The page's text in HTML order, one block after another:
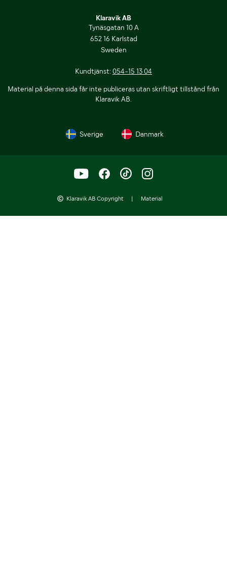
Klaravik AB
Tynäsgatan 10 A
652 16 Karlstad
Sweden
Kundtjänst: 054-15 13 04
Material på denna sida får inte publiceras utan skriftligt tillstånd från
Klaravik AB.
Sverige Danmark
Klaravik AB Copyright | Material